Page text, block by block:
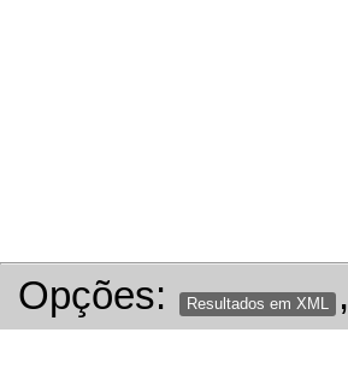
Opções: Resultados em XML ,